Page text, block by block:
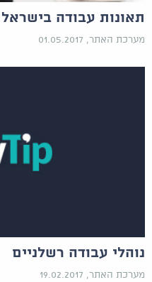
תאונות עבודה בישראל
מערכת האתר, 01.05.2017
נוהלי עבודה רשלניים
מערכת האתר, 19.02.2017